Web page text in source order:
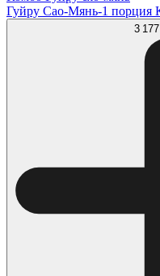
Гуйру Сао-Мянь-1 порция
3